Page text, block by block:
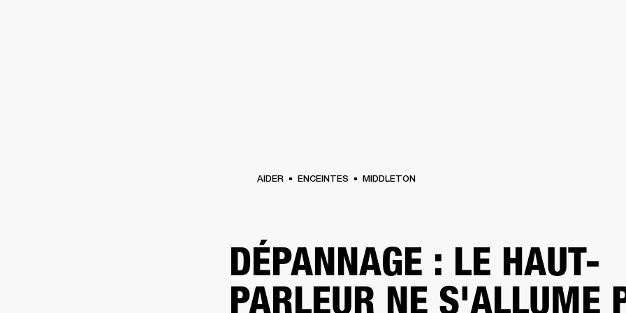
AIDER ENCEINTES MIDDLETON
DÉPANNAGE : LE HAUT-
PARLEUR NE S'ALLUME